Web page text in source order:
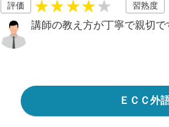
評価 習熟度
講師の教え方が丁寧で親切で
ＥＣＣ外